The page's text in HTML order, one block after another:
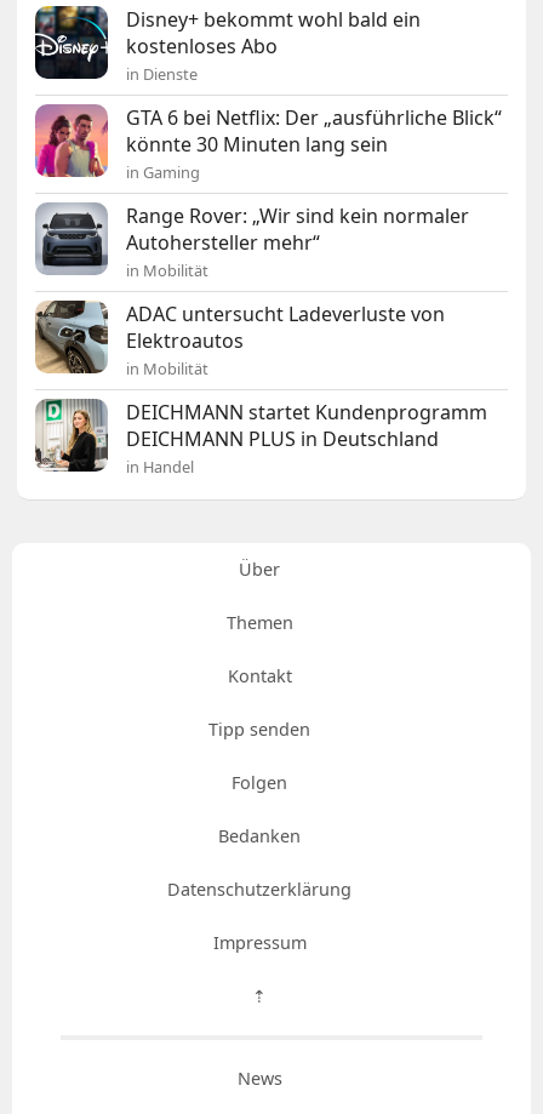
Disney+ bekommt wohl bald ein
kostenloses Abo
in Dienste
GTA 6 bei Netflix: Der „ausführliche Blick“
könnte 30 Minuten lang sein
in Gaming
Range Rover: „Wir sind kein normaler
Autohersteller mehr“
in Mobilität
ADAC untersucht Ladeverluste von
Elektroautos
in Mobilität
DEICHMANN startet Kundenprogramm
DEICHMANN PLUS in Deutschland
in Handel
Über
Themen
Kontakt
Tipp senden
Folgen
Bedanken
Datenschutzerklärung
Impressum
⇡
News